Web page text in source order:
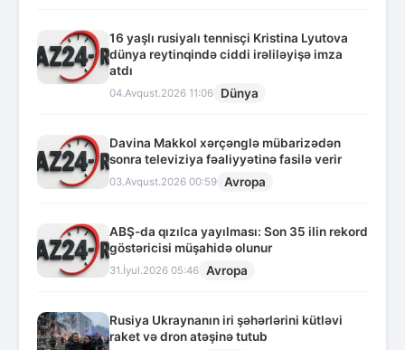
16 yaşlı rusiyalı tennisçi Kristina Lyutova
dünya reytinqində ciddi irəliləyişə imza
atdı
04.Avqust.2026 11:06 Dünya
Davina Makkol xərçənglə mübarizədən
sonra televiziya fəaliyyətinə fasilə verir
03.Avqust.2026 00:59 Avropa
ABŞ-da qızılca yayılması: Son 35 ilin rekord
göstəricisi müşahidə olunur
31.İyul.2026 05:46 Avropa
Rusiya Ukraynanın iri şəhərlərini kütləvi
raket və dron atəşinə tutub